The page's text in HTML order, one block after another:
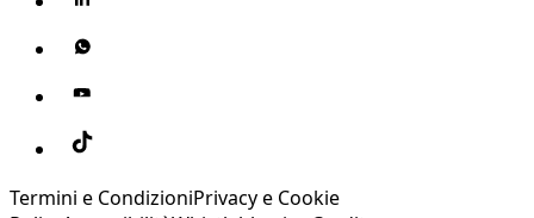
Termini e CondizioniPrivacy e Cookie